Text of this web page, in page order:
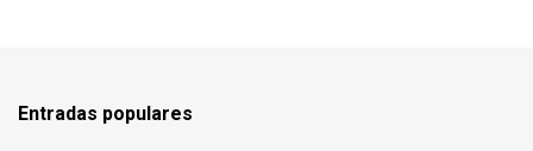
n
Entradas populares